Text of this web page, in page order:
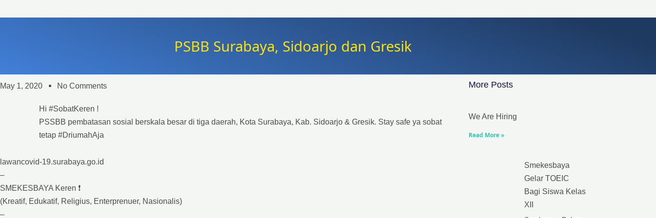
PSBB Surabaya, Sidoarjo dan Gresik
May 1, 2020 No Comments
Hi #SobatKeren !
PSSBB pembatasan sosial berskala besar di tiga daerah, Kota Surabaya, Kab. Sidoarjo & Gresik. Stay safe ya sobat
tetap #DriumahAja
lawancovid-19.surabaya.go.id
–
SMEKESBAYA Keren ❗
(Kreatif, Edukatif, Religius, Enterprenuer, Nasionalis)
–
More Posts
We Are Hiring
Read More »
Smekesbaya
Gelar TOEIC
Bagi Siswa Kelas
XII